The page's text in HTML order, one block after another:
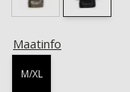
Maatinfo
M/XL